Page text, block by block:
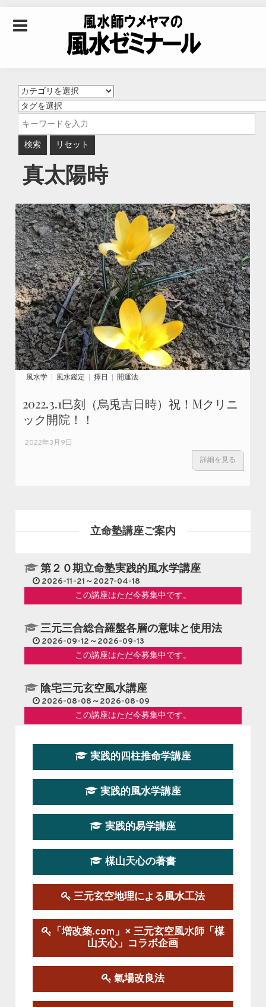
風水師ウメヤマの風
水ゼミナール｜風水
学・四柱推命学・易
学を合わせた立命講
座
真太陽時
風水学 風水鑑定 擇日 開運法
2022.3.1巳刻（烏兎吉日時）祝！Mクリニ
ック開院！！
2022年3月9日
詳細を見る
立命塾講座ご案内
第２０期立命塾実践的風水学講座
2026-11-21～2027-04-18
この講座はただ今募集中です。
三元三合総合羅盤各層の意味と使用法
2026-09-12～2026-09-13
この講座はただ今募集中です。
陰宅三元玄空風水講座
2026-08-08～2026-08-09
この講座はただ今募集中です。
第１９期立命塾『実践的易学講座』
2026-08-22～2026-10-25
第19期立命塾実践的四柱推命学講座
2026-03-20～2026-07-19
第１９期立命塾実践的風水学講座
この講座の募集は終了しました。
陰宅三元玄空風水講座
2025-06-07～2025-06-08
この講座の募集は終了しました。
第１８期立命塾『実践的易学講座』
2025-06-21～2025-08-24
実践的四柱推命学講座
実践的風水学講座
実践的易学講座
楳山天心の著書
三元玄空地理による風水工法
「増改築.com」× 三元玄空風水師「楳
山天心」コラボ企画
氣場改良法